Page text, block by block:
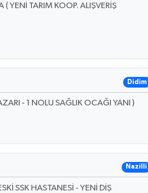
YENİ TARIM KOOP. ALIŞVERİŞ
Didim
- 1 NOLU SAĞLIK OCAĞI YANI )
Nazilli
SSK HASTANESİ - YENİ DİŞ